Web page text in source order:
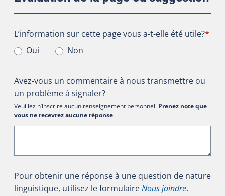
L’information sur cette page vous a-t-elle été utile?
L’information sur cette page vous a-t-elle été utile?*
Oui
Non
Avez-vous un commentaire à nous transmettre ou
un problème à signaler?
Veuillez n’inscrire aucun renseignement personnel. Prenez note que
vous ne recevrez aucune réponse.
Pour obtenir une réponse à une question de nature
linguistique, utilisez le formulaireNous joindre.